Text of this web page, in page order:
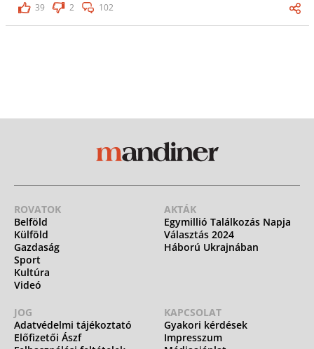
39
2 102
ROVATOK
Belföld
Külföld
Gazdaság
Sport
Kultúra
Videó
AKTÁK
Egymillió Találkozás Napja
Választás 2024
Háború Ukrajnában
JOG
Adatvédelmi tájékoztató
Előfizetői Ászf
KAPCSOLAT
Gyakori kérdések
Impresszum